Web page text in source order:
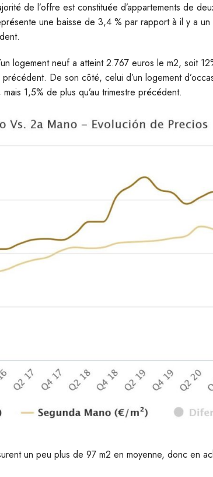
de l’offre est constituée d’appartements de
une baisse de 3,4 % par rapport à il y a un
logement neuf a atteint 2.767 euros le m2, soit
précédent. De son côté, celui d’un logement
1,5% de plus qu’au trimestre précédent.
un peu plus de 97 m2 en moyenne, donc en